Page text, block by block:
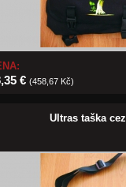
€ (458,67 Kč)
Ultras taška